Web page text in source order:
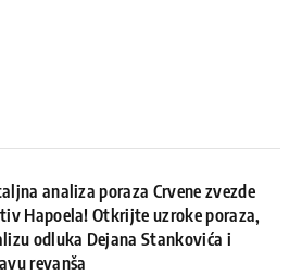
analiza poraza Crvene zvezde
Hapoela! Otkrijte uzroke poraza,
odluka Dejana Stankovića i
revanša